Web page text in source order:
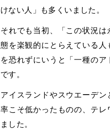
けない人」も多くいました。
それでも当初、「この状況
態を楽観的にとらえている
を恐れずにいうと「一種の
です。
アイスランドやスウエーデ
率こそ低かったものの、テ
ました。